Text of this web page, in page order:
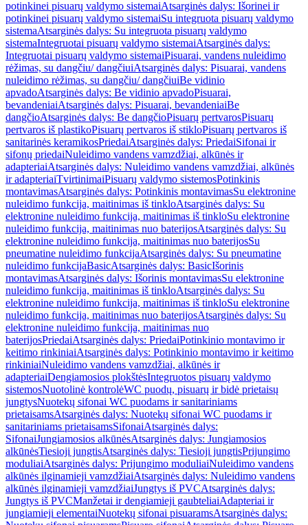
potinkinei pisuarų valdymo sistemaiAtsarginės dalys: Išorinei ir
potinkinei pisuarų valdymo sistemaiSu integruota pisuarų valdymo
sistemaAtsarginės dalys: Su integruota pisuarų valdymo
sistemaIntegruotai pisuarų valdymo sistemaiAtsarginės dalys:
Integruotai pisuarų valdymo sistemaiPisuarai, vandens nuleidimo
rėžimas, su dangčiu/ dangčiuiAtsarginės dalys: Pisuarai, vandens
nuleidimo rėžimas, su dangčiu/ dangčiuiBe vidinio
apvadoAtsarginės dalys: Be vidinio apvadoPisuarai,
bevandeniaiAtsarginės dalys: Pisuarai, bevandeniaiBe
dangčioAtsarginės dalys: Be dangčioPisuarų pertvarosPisuarų
pertvaros iš plastikoPisuarų pertvaros iš stikloPisuarų pertvaros iš
sanitarinės keramikosPriedaiAtsarginės dalys: PriedaiSifonai ir
sifonų priedaiNuleidimo vandens vamzdžiai, alkūnės ir
adapteriaiAtsarginės dalys: Nuleidimo vandens vamzdžiai, alkūnės
ir adapteriaiTvirtinimaiPisuarų valdymo sistemosPotinkinis
montavimasAtsarginės dalys: Potinkinis montavimasSu elektronine
nuleidimo funkcija, maitinimas iš tinkloAtsarginės dalys: Su
elektronine nuleidimo funkcija, maitinimas iš tinkloSu elektronine
nuleidimo funkcija, maitinimas nuo baterijosAtsarginės dalys: Su
elektronine nuleidimo funkcija, maitinimas nuo baterijosSu
pneumatine nuleidimo funkcijaAtsarginės dalys: Su pneumatine
nuleidimo funkcijaBasicAtsarginės dalys: BasicIšorinis
montavimasAtsarginės dalys: Išorinis montavimasSu elektronine
nuleidimo funkcija, maitinimas iš tinkloAtsarginės dalys: Su
elektronine nuleidimo funkcija, maitinimas iš tinkloSu elektronine
nuleidimo funkcija, maitinimas nuo baterijosAtsarginės dalys: Su
elektronine nuleidimo funkcija, maitinimas nuo
baterijosPriedaiAtsarginės dalys: PriedaiPotinkinio montavimo ir
keitimo rinkiniaiAtsarginės dalys: Potinkinio montavimo ir keitimo
rinkiniaiNuleidimo vandens vamzdžiai, alkūnės ir
adapteriaiDengiamosios plokštėsIntegruotos pisuarų valdymo
sistemosNuotolinė kontrolėWC puodų, pisuarų ir bidė prietaisų
jungtysNuotekų sifonai WC puodams ir sanitariniams
prietaisamsAtsarginės dalys: Nuotekų sifonai WC puodams ir
sanitariniams prietaisamsSifonaiAtsarginės dalys:
SifonaiJungiamosios alkūnėsAtsarginės dalys: Jungiamosios
alkūnėsTiesioji jungtisAtsarginės dalys: Tiesioji jungtisPrijungimo
moduliaiAtsarginės dalys: Prijungimo moduliaiNuleidimo vandens
alkūnės ilginamieji vamzdžiaiAtsarginės dalys: Nuleidimo vandens
alkūnės ilginamieji vamzdžiaiJungtys iš PVCAtsarginės dalys:
Jungtys iš PVCManžetai ir dengiamieji gaubteliaiAdapteriai ir
jungiamieji elementaiNuotekų sifonai pisuaramsAtsarginės dalys: